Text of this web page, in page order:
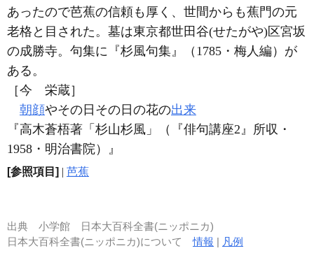
あったので芭蕉の信頼も厚く、世間からも蕉門の元
老格と目された。墓は東京都世田谷(せたがや)区宮坂
の成勝寺。句集に『杉風句集』（1785・梅人編）が
ある。
［今 栄蔵］
朝顔やその日その日の花の出来
『高木蒼梧著「杉山杉風」（『俳句講座2』所収・
1958・明治書院）』
[参照項目] | 芭蕉
出典 小学館 日本大百科全書(ニッポニカ)
日本大百科全書(ニッポニカ)について情報 | 凡例